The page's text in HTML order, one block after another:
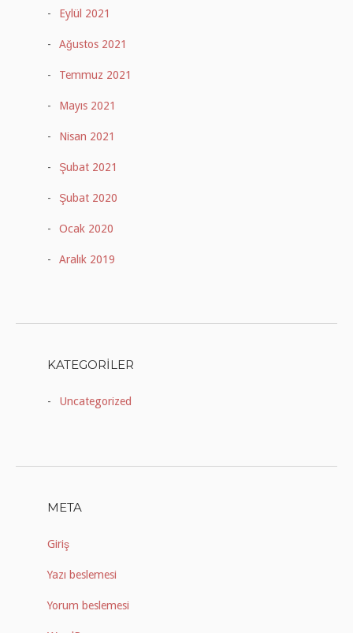
Eylül 2021
Ağustos 2021
Temmuz 2021
Mayıs 2021
Nisan 2021
Şubat 2021
Şubat 2020
Ocak 2020
Aralık 2019
KATEGORILER
Uncategorized
META
Giriş
Yazı beslemesi
Yorum beslemesi